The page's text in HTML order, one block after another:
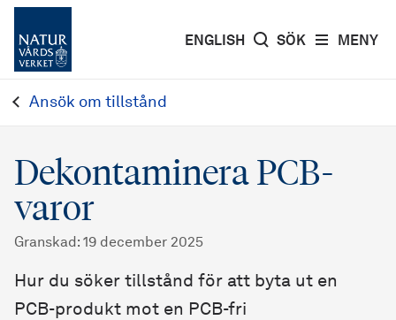
MENY
ENGLISH SÖK
Ansök om tillstånd
Dekontaminera PCB-
varor
Granskad : 19 december 2025
Hur du söker tillstånd för att byta ut en
PCB-produkt mot en PCB-fri